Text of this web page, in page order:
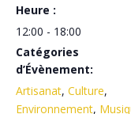
Heure :
12:00 - 18:00
Catégories
d’Évènement:
Artisanat, Culture,
Environnement,